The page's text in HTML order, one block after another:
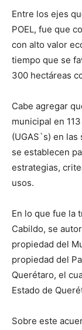
Entre los ejes
POEL, fue que
con alto valor
tiempo que se
300 hectáreas
Cabe agregar
municipal en
(UGAS`s) en
se establecen
estrategias,
usos.
En lo que fue la
Cabildo, se
propiedad del
propiedad del
Querétaro, el
Estado de
Sobre este